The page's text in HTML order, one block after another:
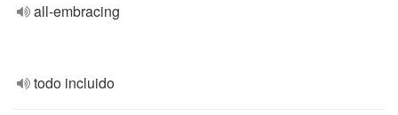
all-embracing
todo incluido